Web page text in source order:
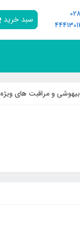
سبد خرید
و مراقبت های ویژه